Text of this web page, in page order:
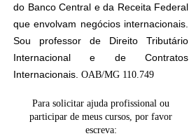
do Banco Central e da Receita Federal
que envolvam negócios internacionais.
Sou professor de Direito Tributário
Internacional e de Contratos
Internacionais. OAB/MG 110.749
Para solicitar ajuda profissional ou
participar de meus cursos, por favor
escreva: